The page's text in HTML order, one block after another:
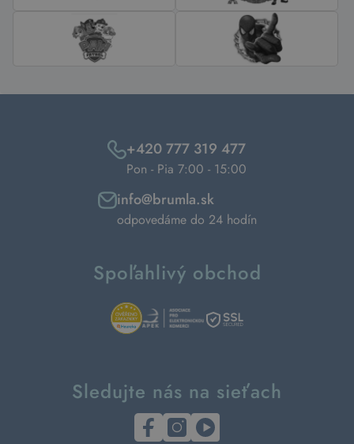
+420 777 319 477
Pon - Pia 7:00 - 15:00
info@brumla.sk
odpovedáme do 24 hodín
Spoľahlivý obchod
Sledujte nás na sieťach